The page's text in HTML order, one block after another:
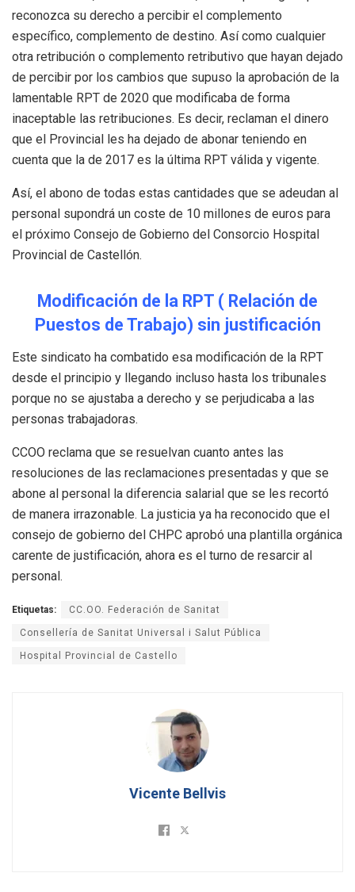
reconozca su derecho a percibir el complemento
específico, complemento de destino. Así como cualquier
otra retribución o complemento retributivo que hayan dejado
de percibir por los cambios que supuso la aprobación de la
lamentable RPT de 2020 que modificaba de forma
inaceptable las retribuciones. Es decir, reclaman el dinero
que el Provincial les ha dejado de abonar teniendo en
cuenta que la de 2017 es la última RPT válida y vigente.
Así, el abono de todas estas cantidades que se adeudan al
personal supondrá un coste de 10 millones de euros para
el próximo Consejo de Gobierno del Consorcio Hospital
Provincial de Castellón.
Modificación de la RPT ( Relación de
Puestos de Trabajo) sin justificación
Este sindicato ha combatido esa modificación de la RPT
desde el principio y llegando incluso hasta los tribunales
porque no se ajustaba a derecho y se perjudicaba a las
personas trabajadoras.
CCOO reclama que se resuelvan cuanto antes las
resoluciones de las reclamaciones presentadas y que se
abone al personal la diferencia salarial que se les recortó
de manera irrazonable. La justicia ya ha reconocido que el
consejo de gobierno del CHPC aprobó una plantilla orgánica
carente de justificación, ahora es el turno de resarcir al
personal.
Etiquetas: CC.OO. Federación de Sanitat
Consellería de Sanitat Universal i Salut Pública
Hospital Provincial de Castello
Vicente Bellvis